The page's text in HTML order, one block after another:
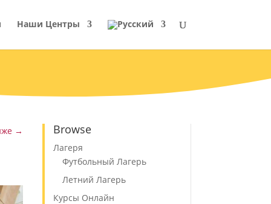
Наши Центры
→ Browse
Лагеря
Футбольный Лагерь
Летний Лагерь
Курсы Онлайн